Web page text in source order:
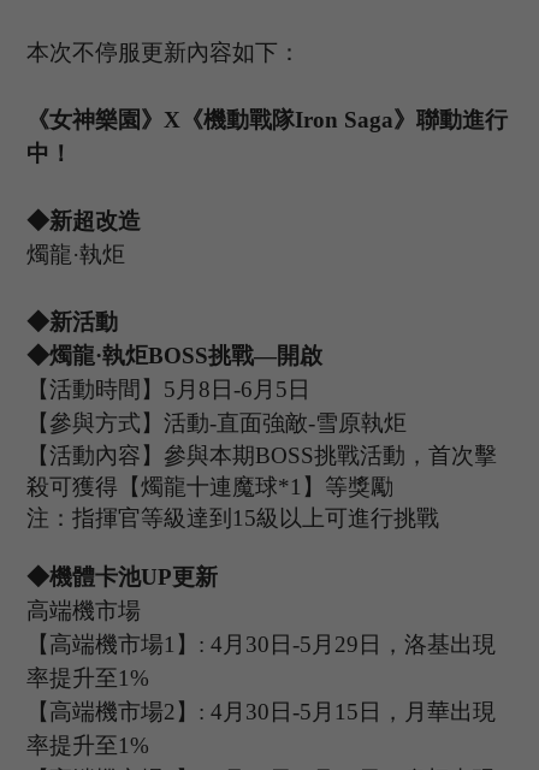
本次不停服更新內容如下：
《女神樂園》 X《機動戰隊Iron Saga》聯動進行
中 ！
◆新超改造
燭龍·執炬
◆新活動
◆燭龍·執炬BOSS挑戰—開啟
【活動時間】 5 月 8日-6 月 5日
【參與方式】 活動-直面強敵-雪原執炬
【活動內容】參與本期BOSS挑戰活動，首次擊
殺可獲得【燭龍十連魔球*1 】等獎勵
注：指揮官等級達到 15級以上可進行挑戰
◆機體卡池UP更新
高端機市場
【高端機市場1 】 : 4 月 30日-5 月 29日，洛基出現
率提升至1%
【高端機市場2 】 : 4 月 30日-5 月 15日， 月華出現
率提升至1%